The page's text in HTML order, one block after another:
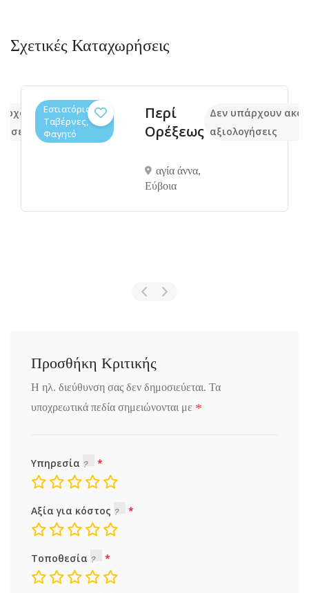
Σχετικές Καταχωρήσεις
ακόμα
Εστιατόρια,
Ταβέρνες,
Φαγητό
Περί
Ορέξεως
αγία άννα,
Eύβοια
Δεν υπάρχουν
αξιολογήσεις
Προσθήκη Κριτικής
Η ηλ. διεύθυνση σας δεν δημοσιεύεται. Τα
υποχρεωτικά πεδία σημειώνονται με *
Υπηρεσία
Αξία για κόστος
Τοποθεσία